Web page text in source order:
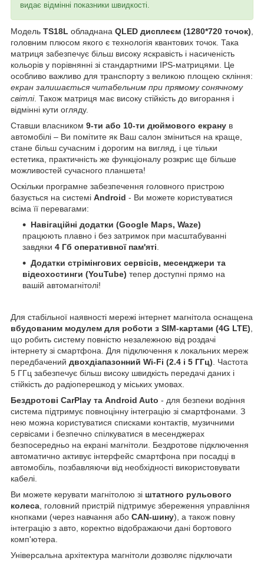
видає відмінні показники швидкості.
Модель TS18L обладнана QLED дисплеєм (1280*720 точок),
головним плюсом якого є технологія квантових точок. Така
матриця забезпечує більш високу яскравість і насиченість
кольорів у порівнянні зі стандартними IPS-матрицями. Це
особливо важливо для транспорту з великою площею скління:
екран залишається читабельним при прямому сонячному
світлі. Також матриця має високу стійкість до вигорання і
відмінні кути огляду.
Ставши власником 9-ти або 10-ти дюймового екрану в
автомобілі – Ви помітите як Ваш салон зміниться на краще,
стане більш сучасним і дорогим на вигляд, і це тільки
естетика, практичність же функціоналу розкриє ще більше
можливостей сучасного планшета!
Оскільки програмне забезпечення головного пристрою
базується на системі Android - Ви можете користуватися
всіма її перевагами:
Навігаційні додатки (Google Maps, Waze)
працюють плавно і без затримок при масштабуванні
завдяки 4 Гб оперативної пам'яті.
Додатки стрімінгових сервісів, месенджери та
відеохостинги (YouTube) тепер доступні прямо на
вашій автомагнітолі!
Для стабільної наявності мережі інтернет магнітола оснащена
вбудованим модулем для роботи з SIM-картами (4G LTE),
що робить систему повністю незалежною від роздачі
інтернету зі смартфона. Для підключення к локальних мереж
передбачений двохдіапазонний Wi-Fi (2.4 і 5 ГГц). Частота
5 ГГц забезпечує більш високу швидкість передачі даних і
стійкість до радіоперешкод у міських умовах.
Бездротові CarPlay та Android Auto - для безпеки водіння
система підтримує повноцінну інтеграцію зі смартфонами. З
нею можна користуватися списками контактів, музичними
сервісами і безпечно спілкуватися в месенджерах
безпосередньо на екрані магнітоли. Бездротове підключення
автоматично активує інтерфейс смартфона при посадці в
автомобіль, позбавляючи від необхідності використовувати
кабелі.
Ви можете керувати магнітолою зі штатного рульового
колеса, головний пристрій підтримує збереження управління
кнопками (через навчання або CAN-шину), а також повну
інтеграцію з авто, коректно відображаючи дані бортового
комп'ютера.
Універсальна архітектура магнітоли дозволяє підключати